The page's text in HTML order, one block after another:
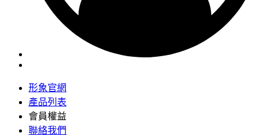
形象官網
產品列表
會員權益
聯絡我們